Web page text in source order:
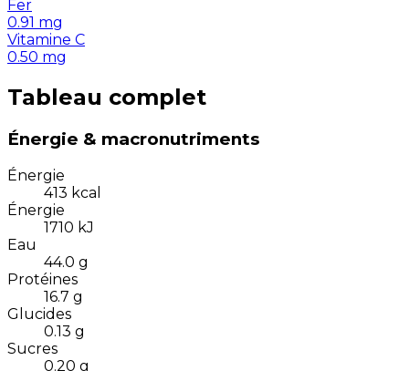
Fer
0.91 mg
Vitamine C
0.50 mg
Tableau complet
Énergie & macronutriments
Énergie
413 kcal
Énergie
1710 kJ
Eau
44.0 g
Protéines
16.7 g
Glucides
0.13 g
Sucres
0.20 g